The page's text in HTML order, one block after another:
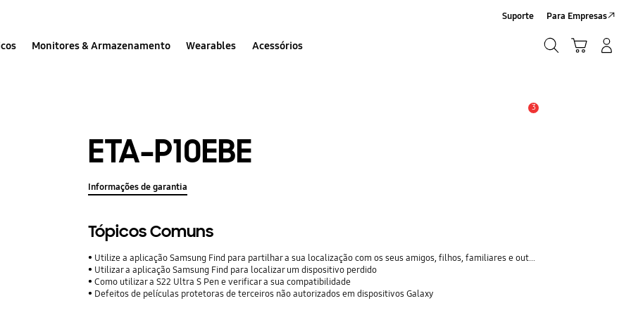
Monitores & Armazenamento Wearables Acessórios
Suporte Para Empresas
3
ETA-P10EBE
Informações de garantia
Tópicos Comuns
Utilize a aplicação Samsung Find para partilhar a sua localização com os seus amigos, filhos, familiares e outros contactos
Utilizar a aplicação Samsung Find para localizar um dispositivo perdido
Como utilizar a S22 Ultra S Pen e verificar a sua compatibilidade
Defeitos de películas protetoras de terceiros não autorizados em dispositivos Galaxy